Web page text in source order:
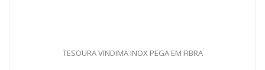
TESOURA VINDIMA INOX PEGA EM FIBRA